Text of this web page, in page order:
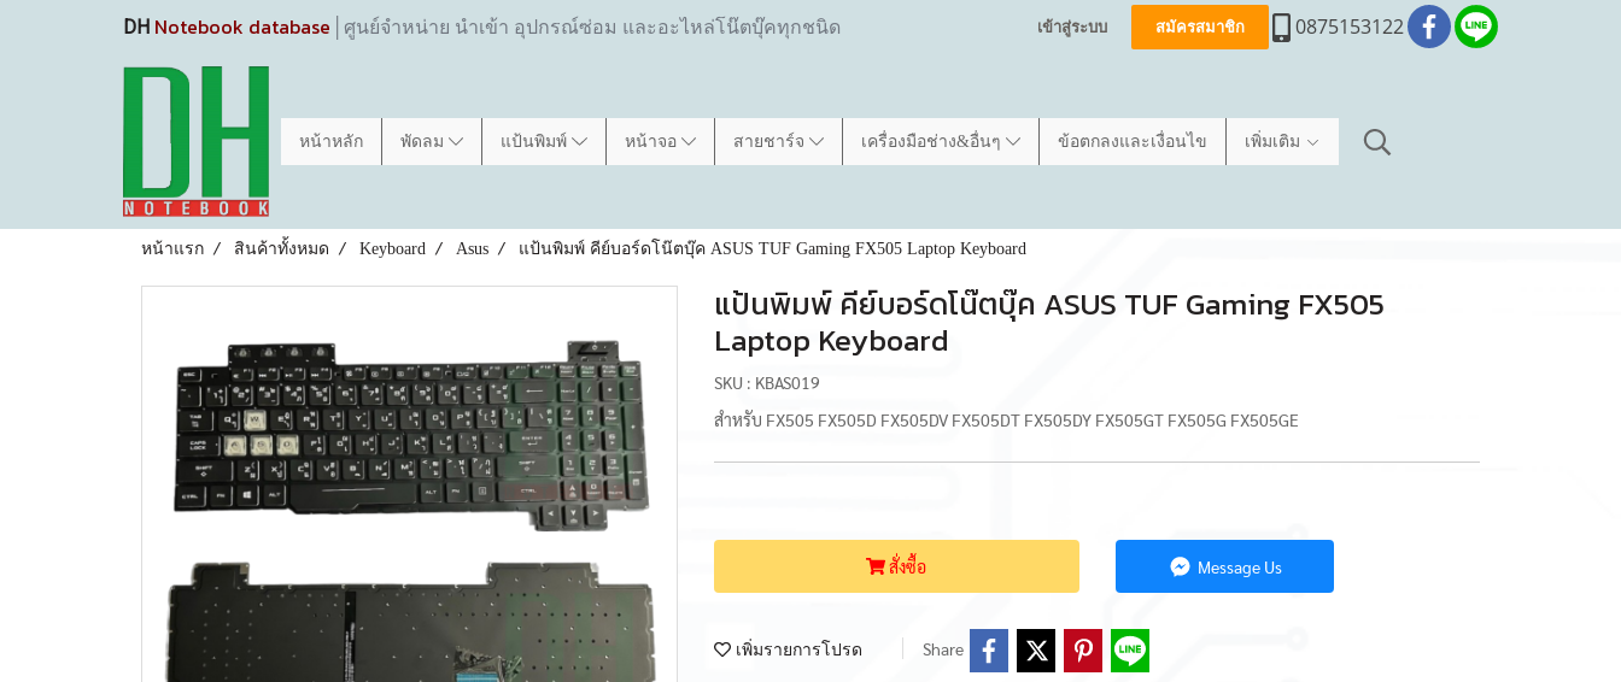
DH Notebook database │ศูนย์จำหน่าย นำเข้า อุปกรณ์ซ่อม และอะไหล่โน๊ตบุ๊คทุกชนิด เข้าสู่ระบบ สมัครสมาชิก 0875153122
หน้าหลัก พัดลม แป้นพิมพ์ หน้าจอ สายชาร์จ เครื่องมือช่าง&อื่นๆ ข้อตกลงและเงื่อนไข เพิ่มเติม
หน้าแรก สินค้าทั้งหมด Keyboard Asus แป้นพิมพ์ คีย์บอร์ดโน๊ตบุ๊ค ASUS TUF Gaming FX505 Laptop Keyboard
แป้นพิมพ์ คีย์บอร์ดโน๊ตบุ๊ค ASUS TUF Gaming FX505
Laptop Keyboard
SKU : KBAS019
สำหรับ FX505 FX505D FX505DV FX505DT FX505DY FX505GT FX505G FX505GE
สั่งซื้อ Message Us
เพิ่มรายการโปรด Share